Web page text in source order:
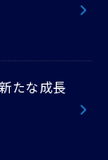
たな成長